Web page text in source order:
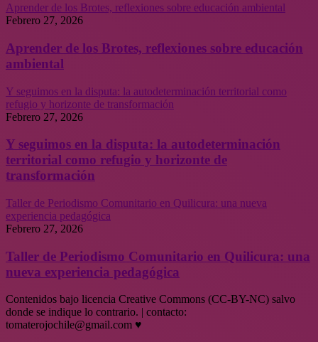
Aprender de los Brotes, reflexiones sobre educación ambiental
Febrero 27, 2026
Aprender de los Brotes, reflexiones sobre educación
ambiental
Y seguimos en la disputa: la autodeterminación territorial como
refugio y horizonte de transformación
Febrero 27, 2026
Y seguimos en la disputa: la autodeterminación
territorial como refugio y horizonte de
transformación
Taller de Periodismo Comunitario en Quilicura: una nueva
experiencia pedagógica
Febrero 27, 2026
Taller de Periodismo Comunitario en Quilicura: una
nueva experiencia pedagógica
Contenidos bajo licencia Creative Commons (CC-BY-NC) salvo
donde se indique lo contrario. | contacto:
tomaterojochile@gmail.com ♥